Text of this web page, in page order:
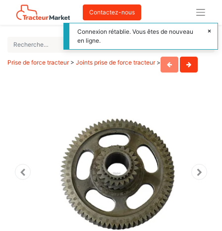
Contactez-nous
Prise de force tracteur> Joints prise de force tracteur>
Connexion rétablie. Vous êtes de nouveau
en ligne.